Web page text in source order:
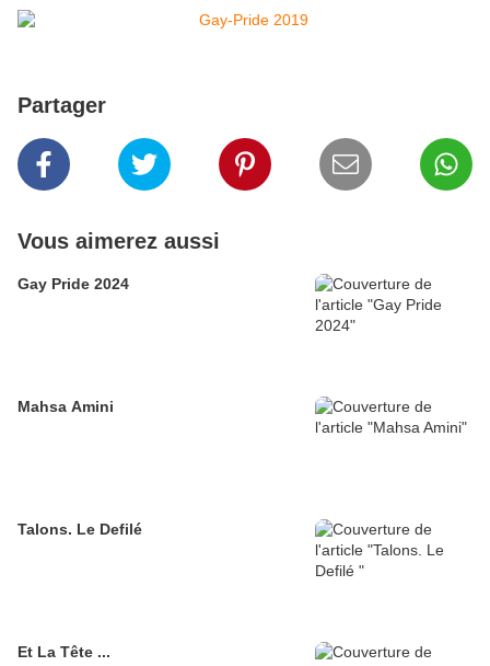
Partager
Vous aimerez aussi
Gay Pride 2024
Mahsa Amini
Talons. Le Defilé
Et La Tête ...